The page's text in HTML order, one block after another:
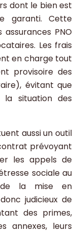
dont le bien est
garanti. Cette
PNO
Les frais
en charge tout
provisoire des
évitant que
la situation des
aussi un outil
prévoyant
les appels de
sociale au
la mise en
judicieux de
des primes,
annexes, leurs